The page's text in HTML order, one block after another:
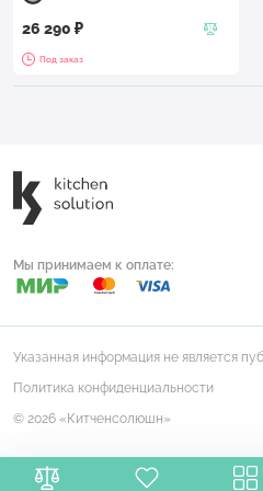
26 290 ₽
Под заказ
Мы принимаем к оплате:
© 2026 «Китченсолюшн»
Политика конфиденциальности
Указанная информация не является